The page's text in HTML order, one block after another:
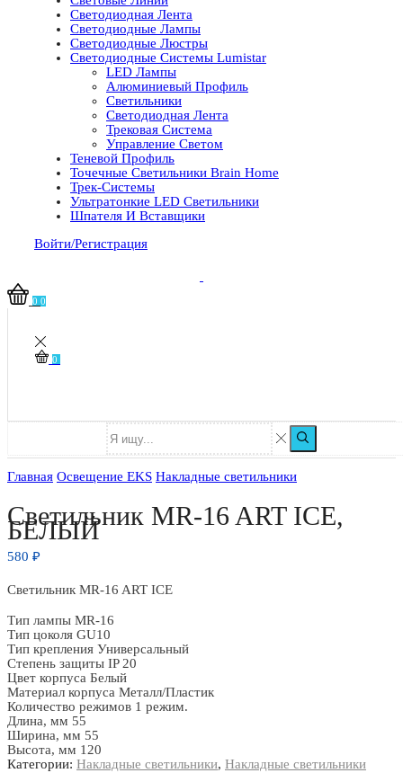
Светодиодная Лента
Светодиодные Лампы
Светодиодные Люстры
Светодиодные Системы Lumistar
LED Лампы
Алюминиевый Профиль
Светильники
Светодиодная Лента
Трековая Система
Управление Светом
Теневой Профиль
Точечные Светильники Brain Home
Трек-Системы
Ультратонкие LED Светильники
Шпателя И Вставщики
Войти/Регистрация
0 0
0
Главная Освещение EKS Накладные светильники
Светильник MR-16 ART ICE,
БЕЛЫЙ
580 ₽
Светильник MR-16 ART ICE
Тип лампы MR-16
Тип цоколя GU10
Тип крепления Универсальный
Степень защиты IP 20
Цвет корпуса Белый
Материал корпуса Металл/Пластик
Количество режимов 1 режим.
Длина, мм 55
Ширина, мм 55
Высота, мм 120
Категории: Накладные светильники, Накладные светильники